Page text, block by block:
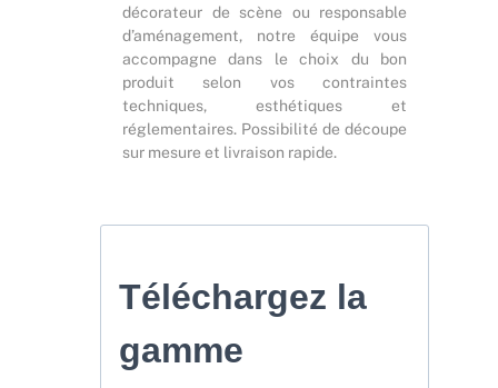
décorateur de scène ou responsable
d’aménagement, notre équipe vous
accompagne dans le choix du bon
produit selon vos contraintes
techniques, esthétiques et
réglementaires. Possibilité de découpe
sur mesure et livraison rapide.